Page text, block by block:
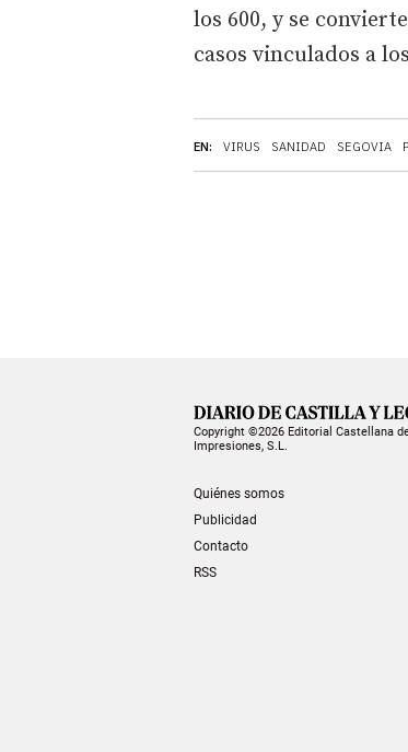
EN: VIRUS SANIDAD SEGOVIA
los 600, y se
casos vinculados a
Copyright ©2026 Editorial Castellana
Impresiones, S.L.
Quiénes somos
Publicidad
Contacto
RSS